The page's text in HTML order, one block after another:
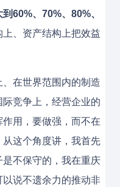
60%、70%、80%、
上、资产结构上把效益
在世界范围内的制造
竞争上，经营企业的
用，要做强，而不在
从这个角度讲，我首先
不保守的，我在重庆
说不遗余力的推动非